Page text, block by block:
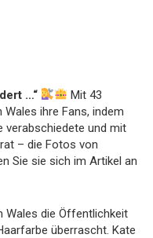
…“
Mit 43
ihre Fans, indem
verabschiedete und mit
– die Fotos von
Sie sie sich im Artikel an
Wales die Öffentlichkeit
überrascht. Kate